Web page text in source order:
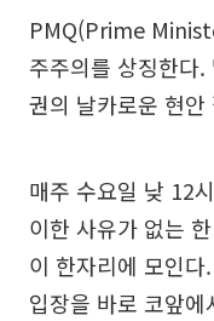
PMQ(Prime
주주의를 상징한다
권의 날카로운 현안
매주 수요일 낮 12
이한 사유가 없는
이 한자리에 모인
입장을 바로 코앞